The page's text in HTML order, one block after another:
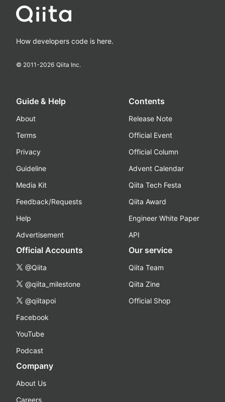
How developers code is here.
© 2011-2026 Qiita Inc.
Guide & Help
About
Terms
Privacy
Guideline
Media Kit
Feedback/Requests
Help
Advertisement
Contents
Release Note
Official Event
Official Column
Advent Calendar
Qiita Tech Festa
Qiita Award
Engineer White Paper
API
Official Accounts
@Qiita
@qiita_milestone
@qiitapoi
Facebook
YouTube
Podcast
Our service
Qiita Team
Qiita Zine
Official Shop
Company
About Us
Careers